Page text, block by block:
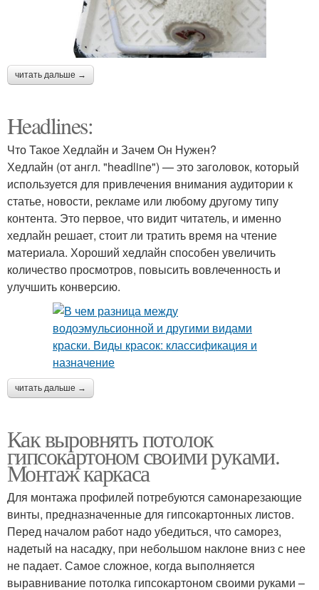
читать дальше →
Headlines:
Что Такое Хедлайн и Зачем Он Нужен?
Хедлайн (от англ. "headline") — это заголовок, который
используется для привлечения внимания аудитории к
статье, новости, рекламе или любому другому типу
контента. Это первое, что видит читатель, и именно
хедлайн решает, стоит ли тратить время на чтение
материала. Хороший хедлайн способен увеличить
количество просмотров, повысить вовлеченность и
улучшить конверсию.
читать дальше →
Как выровнять потолок
гипсокартоном своими руками.
Монтаж каркаса
Для монтажа профилей потребуются самонарезающие
винты, предназначенные для гипсокартонных листов.
Перед началом работ надо убедиться, что саморез,
надетый на насадку, при небольшом наклоне вниз с нее
не падает. Самое сложное, когда выполняется
выравнивание потолка гипсокартоном своими руками –